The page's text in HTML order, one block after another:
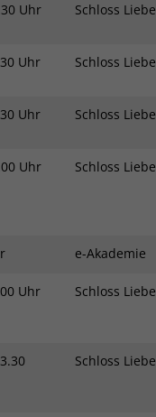
Uhr Schloss
Uhr Schloss
Uhr Schloss
Uhr Schloss
e-Akademie
Uhr Schloss
Schloss